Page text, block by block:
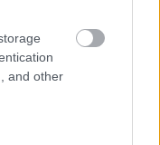
and other
– RAJZFILMEK